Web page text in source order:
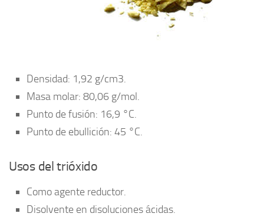
Densidad: 1,92 g/cm3.
Masa molar: 80,06 g/mol.
Punto de fusión: 16,9 °C.
Punto de ebullición: 45 °C.
Usos del trióxido
Como agente reductor.
Disolvente en disoluciones ácidas.